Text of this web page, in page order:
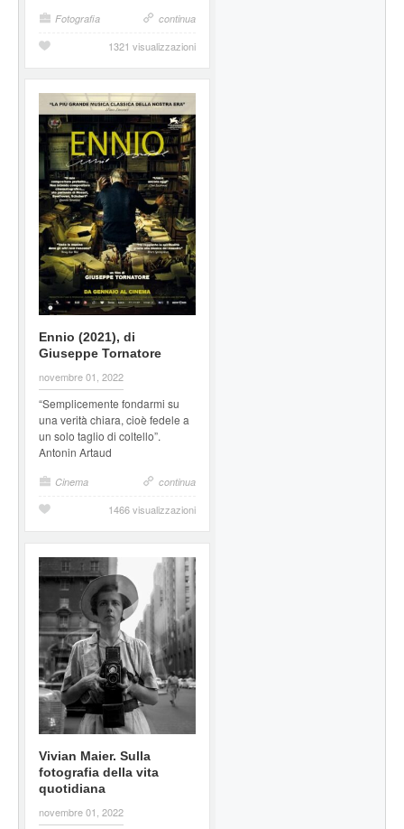
Fotografia continua
1321 visualizzazioni
Ennio (2021), di
Giuseppe Tornatore
novembre 01, 2022
“Semplicemente fondarmi su
una verità chiara, cioè fedele a
un solo taglio di coltello”.
Antonin Artaud
Cinema continua
1466 visualizzazioni
Vivian Maier. Sulla
fotografia della vita
quotidiana
novembre 01, 2022